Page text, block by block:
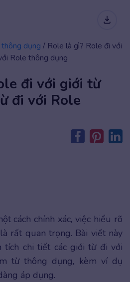
dụng / Role là gì? Role đi với
Role thông dụng
đi với giới từ
đi với Role
cách chính xác, việc hiểu rõ
là rất quan trọng. Bài viết này
tích chi tiết các giới từ đi với
từ thông dụng, kèm ví dụ
áp dụng.